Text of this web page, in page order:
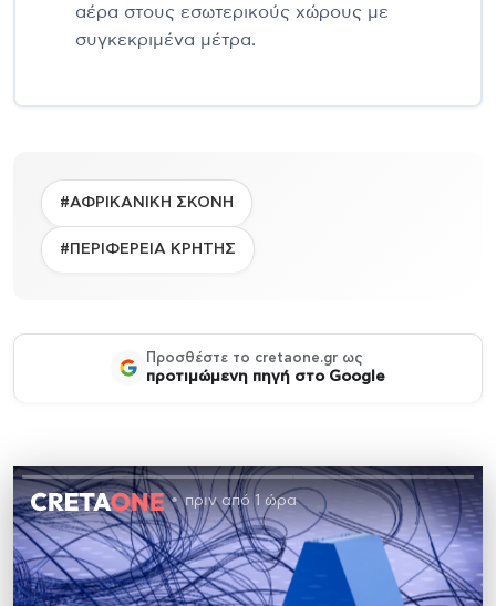
αέρα στους εσωτερικούς χώρους με
συγκεκριμένα μέτρα.
#ΑΦΡΙΚΑΝΙΚΗ ΣΚΟΝΗ
#ΠΕΡΙΦΕΡΕΙΑ ΚΡΗΤΗΣ
Προσθέστε το cretaone.gr ως
προτιμώμενη πηγή στο Google
πριν από 1 ώρα